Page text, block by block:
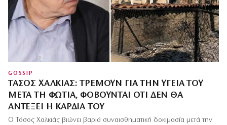
GOSSIP
ΤΆΣΟΣ ΧΑΛΚΙΆΣ: ΤΡΈΜΟΥΝ ΓΙΑ ΤΗΝ ΥΓΕΊΑ ΤΟΥ
ΜΕΤΆ ΤΗ ΦΩΤΙΆ, ΦΟΒΟΎΝΤΑΙ ΌΤΙ ΔΕΝ ΘΑ
ΑΝΤΈΞΕΙ Η ΚΑΡΔΙΆ ΤΟΥ
Ο Τάσος Χαλκιάς βιώνει βαριά συναισθηματική δοκιμασία μετά την